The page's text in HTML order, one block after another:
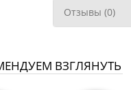
Отзывы (0)
ВЗГЛЯНУТЬ